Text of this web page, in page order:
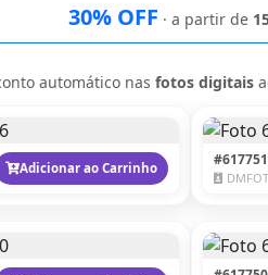
30% OFF · a partir de
automático nas fotos digitais
Adicionar ao Carrinho